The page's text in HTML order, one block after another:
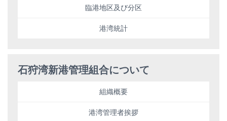
臨港地区及び分区
港湾統計
石狩湾新港管理組合について
組織概要
港湾管理者挨拶